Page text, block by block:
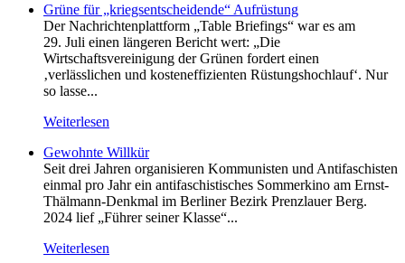
Grüne für „kriegsentscheidende“ Aufrüstung
Der Nachrichtenplattform „Table Briefings“ war es am
29. Juli einen längeren Bericht wert: „Die
Wirtschaftsvereinigung der Grünen fordert einen
‚verlässlichen und kosteneffizienten Rüstungshochlauf‘. Nur
so lasse...
Weiterlesen
Gewohnte Willkür
Seit drei Jahren organisieren Kommunisten und Antifaschisten
einmal pro Jahr ein antifaschistisches Sommerkino am Ernst-
Thälmann-Denkmal im Berliner Bezirk Prenzlauer Berg.
2024 lief „Führer seiner Klasse“...
Weiterlesen